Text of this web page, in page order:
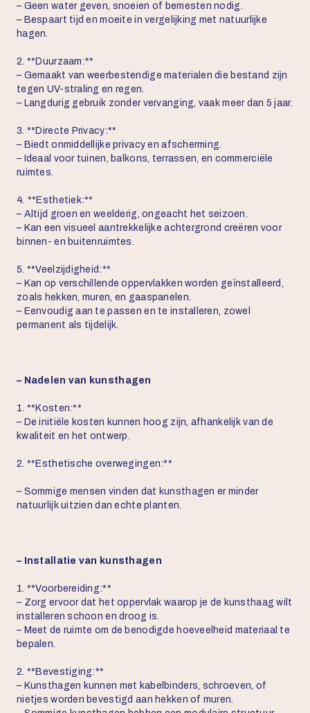
– Geen water geven, snoeien of bemesten nodig.
– Bespaart tijd en moeite in vergelijking met natuurlijke
hagen.
2. **Duurzaam:**
– Gemaakt van weerbestendige materialen die bestand zijn
tegen UV-straling en regen.
– Langdurig gebruik zonder vervanging, vaak meer dan 5 jaar.
3. **Directe Privacy:**
– Biedt onmiddellijke privacy en afscherming.
– Ideaal voor tuinen, balkons, terrassen, en commerciële
ruimtes.
4. **Esthetiek:**
– Altijd groen en weelderig, ongeacht het seizoen.
– Kan een visueel aantrekkelijke achtergrond creëren voor
binnen- en buitenruimtes.
5. **Veelzijdigheid:**
– Kan op verschillende oppervlakken worden geïnstalleerd,
zoals hekken, muren, en gaaspanelen.
– Eenvoudig aan te passen en te installeren, zowel
permanent als tijdelijk.
– Nadelen van kunsthagen
1. **Kosten:**
– De initiële kosten kunnen hoog zijn, afhankelijk van de
kwaliteit en het ontwerp.
2. **Esthetische overwegingen:**
– Sommige mensen vinden dat kunsthagen er minder
natuurlijk uitzien dan echte planten.
– Installatie van kunsthagen
1. **Voorbereiding:**
– Zorg ervoor dat het oppervlak waarop je de kunsthaag wilt
installeren schoon en droog is.
– Meet de ruimte om de benodigde hoeveelheid materiaal te
bepalen.
2. **Bevestiging:**
– Kunsthagen kunnen met kabelbinders, schroeven, of
nietjes worden bevestigd aan hekken of muren.